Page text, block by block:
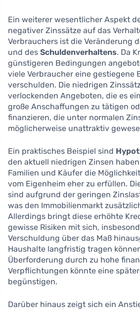
Ein weiterer wesentlicher Aspekt
negativer Zinssätze auf das
Verbrauchers ist die Veränderung
und des Schuldenverhaltens. Da
günstigeren Bedingungen
viele Verbraucher eine gestiegene
verschulden. Die niedrigen
verlockenden Angeboten, die es
große Anschaffungen zu tätigen
finanzieren, die unter normalen
möglicherweise unattraktiv
Ein praktisches Beispiel sind
den aktuell niedrigen Zinsen
Familien und Käufer die
vom Eigenheim eher zu erfüllen.
sind aufgrund der geringen
was den Immobilienmarkt
Allerdings bringt diese erhöhte
gewisse Risiken mit sich,
Verschuldung über das Maß
Haushalte langfristig tragen
Überforderung durch zu hohe
Verpflichtungen könnte eine
begünstigen.
Darüber hinaus zeigt sich ein